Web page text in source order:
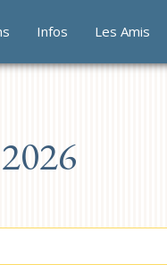
Infos Les Amis